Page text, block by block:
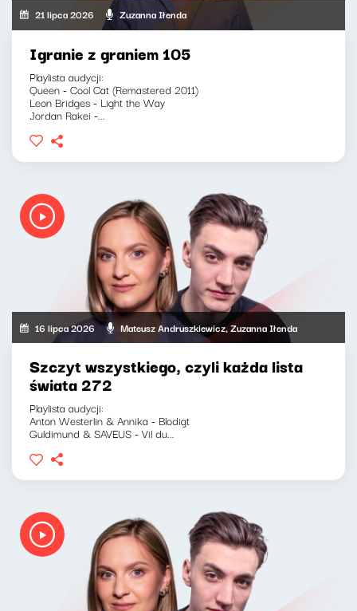
21 lipca 2026 Zuzanna Iłenda
Igranie z graniem 105
Playlista audycji:
Queen - Cool Cat (Remastered 2011)
Leon Bridges - Light the Way
Jordan Rakei -...
16 lipca 2026 Mateusz Andruszkiewicz, Zuzanna Iłenda
Szczyt wszystkiego, czyli każda lista
świata 272
Playlista audycji:
Anton Westerlin & Annika - Blodigt
Guldimund & SAVEUS - Vil du...